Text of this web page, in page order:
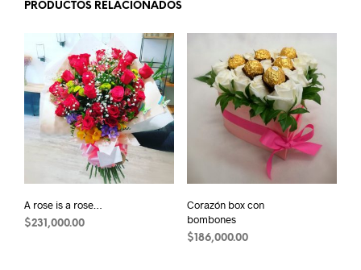
PRODUCTOS RELACIONADOS
A rose is a rose…
$231,000.00
Corazón box con
bombones
$186,000.00